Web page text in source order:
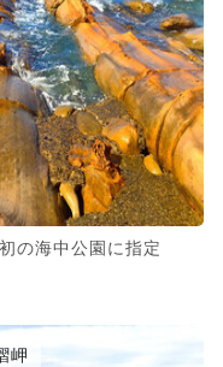
の海中公園に指定
岬